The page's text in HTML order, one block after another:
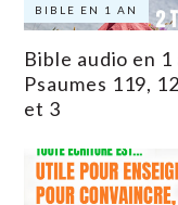
BIBLE EN 1 AN
Bible audio en
Psaumes 119,
et 3